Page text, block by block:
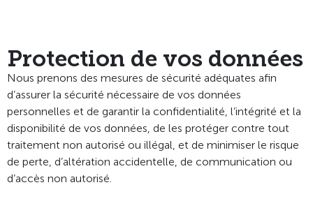
Protection de vos données
Nous prenons des mesures de sécurité adéquates afin
d’assurer la sécurité nécessaire de vos données
personnelles et de garantir la confidentialité, l’intégrité et la
disponibilité de vos données, de les protéger contre tout
traitement non autorisé ou illégal, et de minimiser le risque
de perte, d’altération accidentelle, de communication ou
d’accès non autorisé.